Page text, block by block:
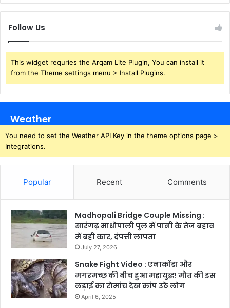
Follow Us
This widget requries the Arqam Lite Plugin, You can install it
from the Theme settings menu > Install Plugins.
Weather
You need to set the Weather API Key in the theme options page >
Integrations.
Popular Recent Comments
Madhopali Bridge Couple Missing :
सारंगढ़ माधोपाली पुल में पानी के तेज बहाव
में बही कार, दंपत्ती लापता
July 27, 2026
Snake Fight Video : एनाकोंडा और
मगरमच्छ की बीच हुआ महायुद्ध! मौत की इस
लड़ाई का रोमांच देख कांप उठे लोग
April 6, 2025